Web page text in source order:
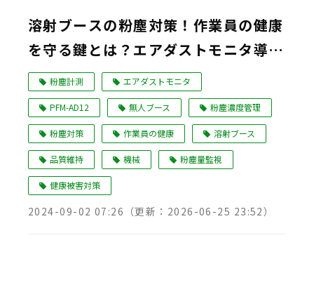
Language
溶射ブースの粉塵対策！作業員の健康
を守る鍵とは？エアダストモニタ導入
事例粉塵計測 エアダストモニタ
PFM-AD12 無人ブース 粉塵濃度管理
粉塵対策 作業員の健康 溶射ブース
品質維持 機械 粉塵量監視
健康被害対策
2024-09-02 07:26 （更新： 2026-06-25 23:52）